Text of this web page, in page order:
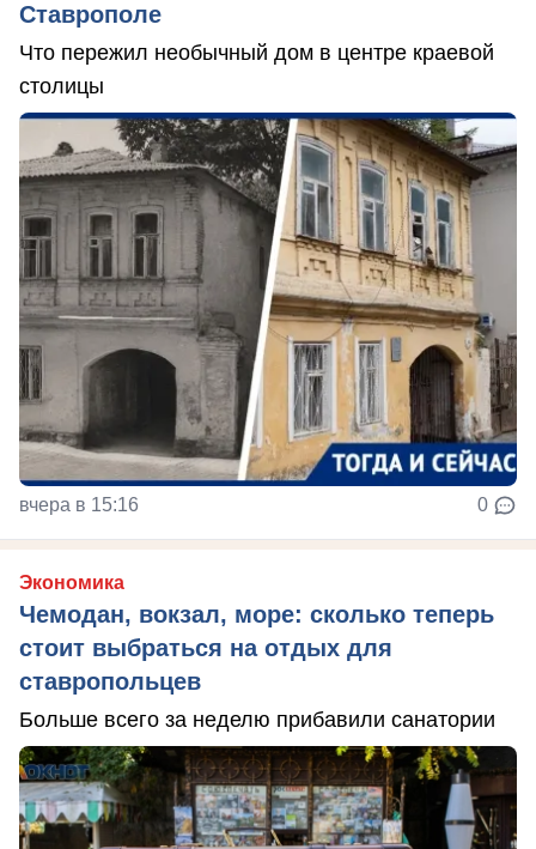
Ставрополе
Что пережил необычный дом в центре краевой
столицы
вчера в 15:16 0
Экономика
Чемодан, вокзал, море: сколько теперь
стоит выбраться на отдых для
ставропольцев
Больше всего за неделю прибавили санатории